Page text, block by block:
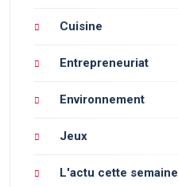
Cuisine
Entrepreneuriat
Environnement
Jeux
L'actu cette semaine